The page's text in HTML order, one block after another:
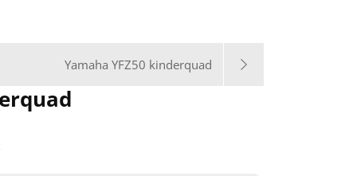
Yamaha YFZ50 kinderquad